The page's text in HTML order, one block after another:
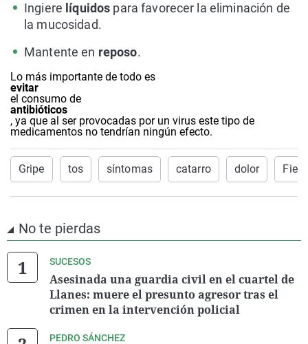
Ingiere líquidos para favorecer la eliminación de
la mucosidad.
Mantente en reposo.
Lo más importante de todo es
evitar
el consumo de
antibióticos
, ya que al ser provocadas por un virus este tipo de
medicamentos no tendrían ningún efecto.
Gripe tos síntomas catarro dolor
No te pierdas
SUCESOS
Asesinada una guardia civil en el cuartel de
Llanes: muere el presunto agresor tras el
crimen en la intervención policial
PEDRO SÁNCHEZ